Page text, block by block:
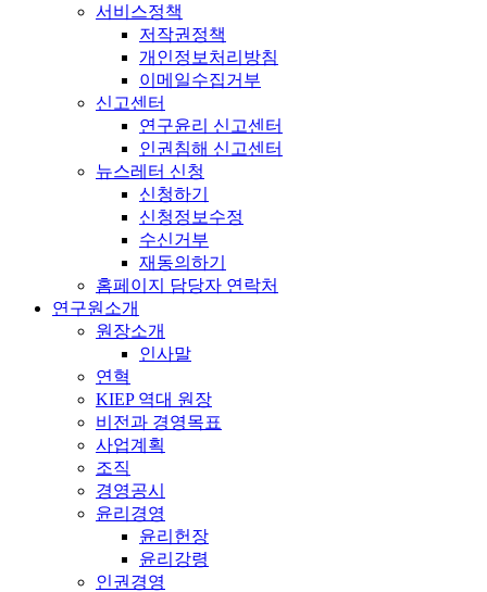
서비스정책
저작권정책
개인정보처리방침
이메일수집거부
신고센터
연구윤리 신고센터
인권침해 신고센터
뉴스레터 신청
신청하기
신청정보수정
수신거부
재동의하기
홈페이지 담당자 연락처
연구원소개
원장소개
인사말
연혁
KIEP 역대 원장
비전과 경영목표
사업계획
조직
경영공시
윤리경영
윤리헌장
윤리강령
인권경영